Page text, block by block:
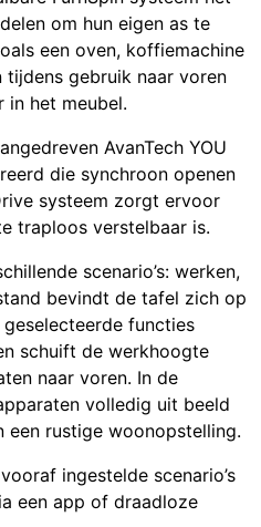
om hun eigen as te
een oven, koffiemachine
gebruik naar voren
in het meubel.
AvanTech YOU
die synchroon openen
systeem zorgt ervoor
traploos verstelbaar is.
scenario’s: werken,
bevindt de tafel zich op
functies
schuift de werkhoogte
naar voren. In de
volledig uit beeld
een rustige woonopstelling.
ingestelde scenario’s
een app of draadloze